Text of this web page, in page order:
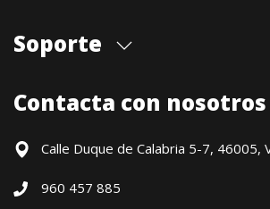
Cita previa tienda
Contacto
Soporte
Formas de pago
Devoluciones / Garantía
Política precio mínimo garantizado
Contacta con nosotros
Calle Duque de Calabria 5-7, 46005,
960 457 885